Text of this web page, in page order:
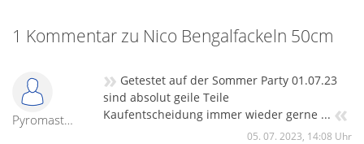
1 Kommentar zu Nico Bengalfackeln 50cm
Pyromaster 79
» Getestet auf der Sommer Party 01.07.23
sind absolut geile Teile
Kaufentscheidung immer wieder gerne ... «
05. 07. 2023, 14:08 Uhr